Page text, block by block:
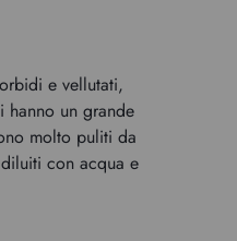
e vellutati,
hanno un grande
molto puliti da
con acqua e